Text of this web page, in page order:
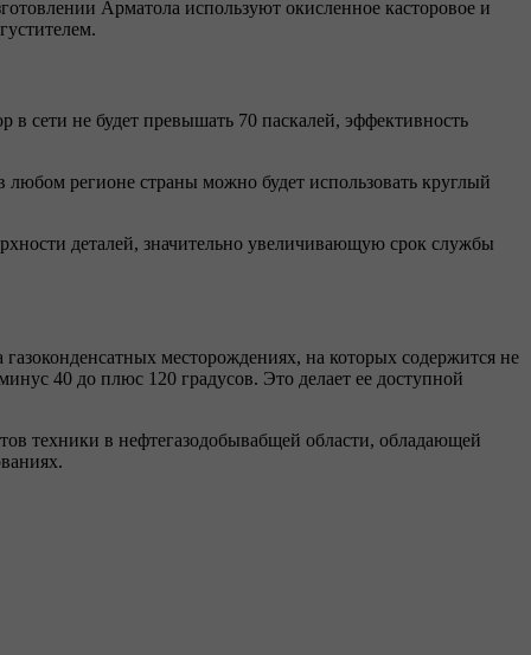
Арматола используют окисленное касторовое и
сети не будет превышать 70 паскалей, эффективность
регионе страны можно будет использовать круглый
деталей, значительно увеличивающую срок службы
месторождениях, на которых содержится не
40 до плюс 120 градусов. Это делает ее доступной
техники в нефтегазодобывабщей области, обладающей